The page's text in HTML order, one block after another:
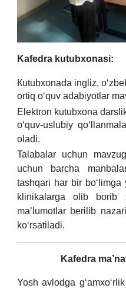
Kafedra kutubxonasi:
Кutubxonada ingliz,
ortiq o‘quv adabiyotlar
Elektron kutubxona
o‘quv-uslubiy
oladi.
Talabalar uchun
uchun barcha
tashqari har bir
klinikalarga olib borib
ma’lumotlar berilib
ko‘rsatiladi.
Kafedra
Yosh avlodga